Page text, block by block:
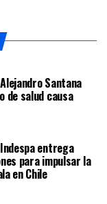
Santana
de salud causa
entrega
para impulsar la
en Chile